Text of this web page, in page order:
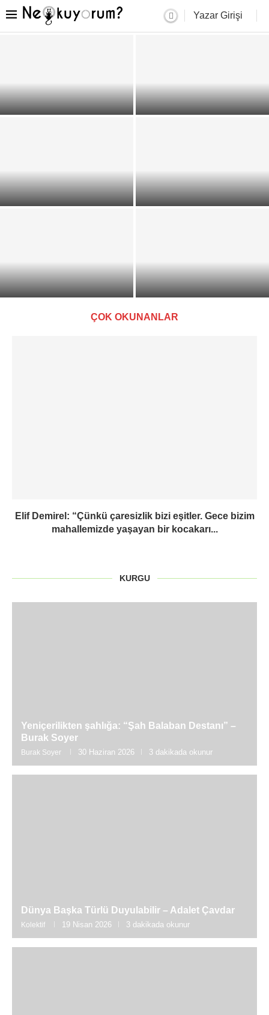
Yazar Girişi
Dehânın Portresi: Picasso –
Selçuk Arslan
Balaban Destanı” – Burak
Soyer
“Kısıtlı Edebiyat” – Deniz
Moraligil
anlatamadığımız duygularla
yaşıyoruz”
55. Orhan Kemal Roman
Armağanı Ahmet Büke’nin oldu
Ne Okuyoruz? Kitap Kulübü
| Beden
ÇOK OKUNANLAR
Elif Demirel: “Çünkü çaresizlik bizi eşitler. Gece bizim
mahallemizde yaşayan bir kocakarı...
KURGU
Yeniçerilikten şahlığa: “Şah Balaban Destanı” –
Burak Soyer
Burak Soyer 30 Haziran 2026 3 dakikada okunur
Dünya Başka Türlü Duyulabilir – Adalet Çavdar
Kolektif 19 Nisan 2026 3 dakikada okunur